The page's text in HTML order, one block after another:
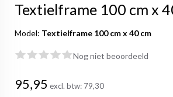
Textielframe 100 cm x
Model: Textielframe 100 cm x 40 cm
Nog niet beoordeeld
95,95 excl. btw: 79,30